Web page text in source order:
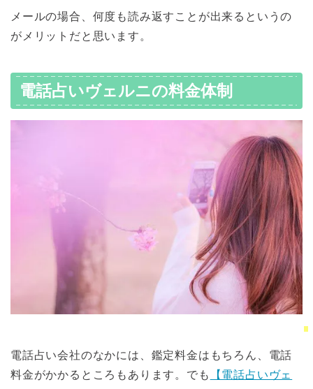
メールの場合、何度も読み返すことが出来るというの
がメリットだと思います。
電話占いヴェルニの料金体制
電話占い会社のなかには、鑑定料金はもちろん、電話
料金がかかるところもあります。でも
【電話占いヴェ